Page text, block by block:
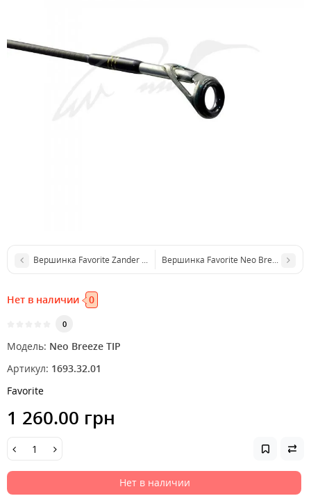
Вершинка Favorite Zander TIP ZRS902MВершинка Favorite Neo Breeze TIP
Нет в наличии 0
0
Модель: Neo Breeze TIP
Артикул: 1693.32.01
Favorite
1 260.00 грн
Нет в наличии